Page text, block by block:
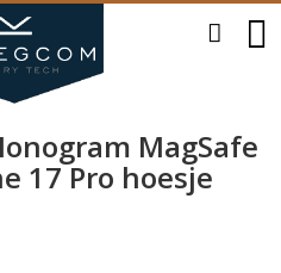
MagSafe
17 Pro hoesje